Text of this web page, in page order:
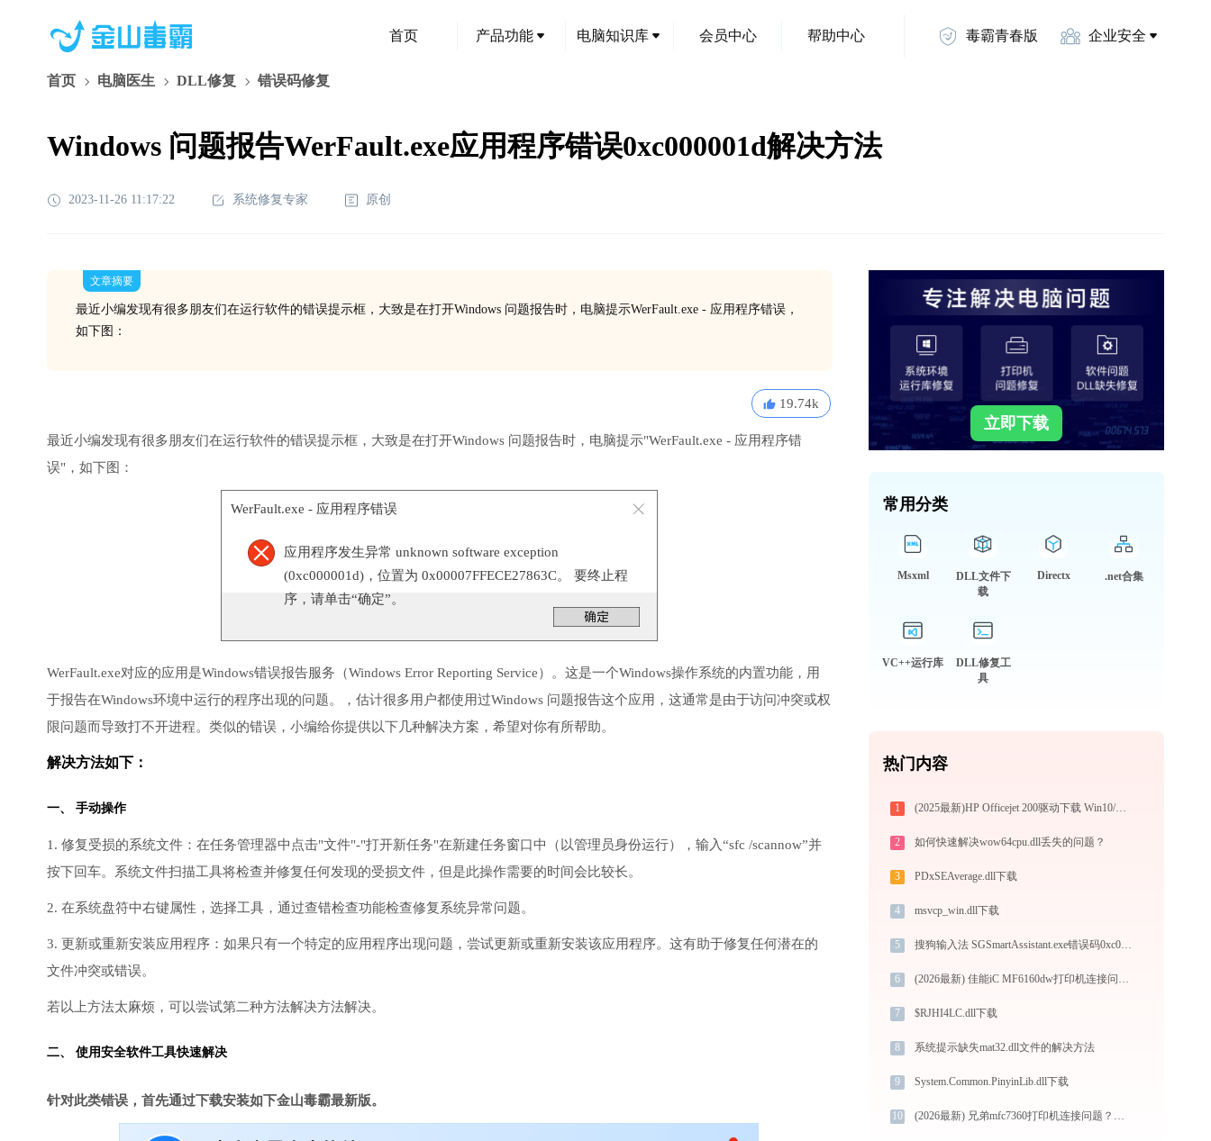
首页 产品功能 电脑知识库 会员中心 帮助中心 毒霸青春版 企业安全
首页 电脑医生 DLL修复 错误码修复
Windows 问题报告WerFault.exe应用程序错误0xc000001d解决方法
2023-11-26 11:17:22 系统修复专家 原创
文章摘要
最近小编发现有很多朋友们在运行软件的错误提示框，大致是在打开Windows 问题报告时，电脑提示WerFault.exe - 应用程序错误，
如下图：
19.74k
最近小编发现有很多朋友们在运行软件的错误提示框，大致是在打开Windows 问题报告时，电脑提示"WerFault.exe - 应用程序错
误"，如下图：
WerFault.exe - 应用程序错误
应用程序发生异常 unknown software exception
(0xc000001d)，位置为 0x00007FFECE27863C。 要终止程
序，请单击“确定”。
WerFault.exe对应的应用是Windows错误报告服务（Windows Error Reporting Service）。这是一个Windows操作系统的内置功能，用
于报告在Windows环境中运行的程序出现的问题。，估计很多用户都使用过Windows 问题报告这个应用，这通常是由于访问冲突或权
限问题而导致打不开进程。类似的错误，小编给你提供以下几种解决方案，希望对你有所帮助。
解决方法如下：
一、 手动操作
1. 修复受损的系统文件：在任务管理器中点击"文件"-"打开新任务"在新建任务窗口中（以管理员身份运行），输入“sfc /scannow”并
按下回车。系统文件扫描工具将检查并修复任何发现的受损文件，但是此操作需要的时间会比较长。
2. 在系统盘符中右键属性，选择工具，通过查错检查功能检查修复系统异常问题。
3. 更新或重新安装应用程序：如果只有一个特定的应用程序出现问题，尝试更新或重新安装该应用程序。这有助于修复任何潜在的
文件冲突或错误。
若以上方法太麻烦，可以尝试第二种方法解决方法解决。
二、 使用安全软件工具快速解决
针对此类错误，首先通过下载安装如下金山毒霸最新版。
立即下载
常用分类
Msxml
DLL文件下
载
Directx .net合集
VC++运行库
DLL修复工
具
热门内容
1 (2025最新)HP Officejet 200驱动下载 Win10/Win11官方版
2 如何快速解决wow64cpu.dll丢失的问题？
3 PDxSEAverage.dll下载
4 msvcp_win.dll下载
5 搜狗输入法 SGSmartAssistant.exe错误码0xc0000005处理办法
6 (2026最新) 佳能iC MF6160dw打印机连接问题解决方法 -金山毒霸
7 $RJHI4LC.dll下载
8 系统提示缺失mat32.dll文件的解决方法
9 System.Common.PinyinLib.dll下载
10 (2026最新) 兄弟mfc7360打印机连接问题？教你快速解决 - 金山毒霸